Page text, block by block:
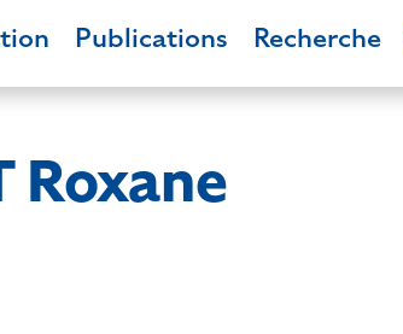
Publications Recherche
Roxane